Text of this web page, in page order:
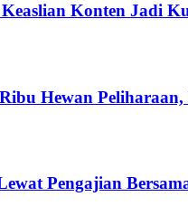
Konten Jadi
Hewan
Pengajian